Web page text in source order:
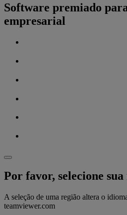
Software premiado
empresarial
Por favor, selecione sua
A seleção de uma região altera o
teamviewer.com